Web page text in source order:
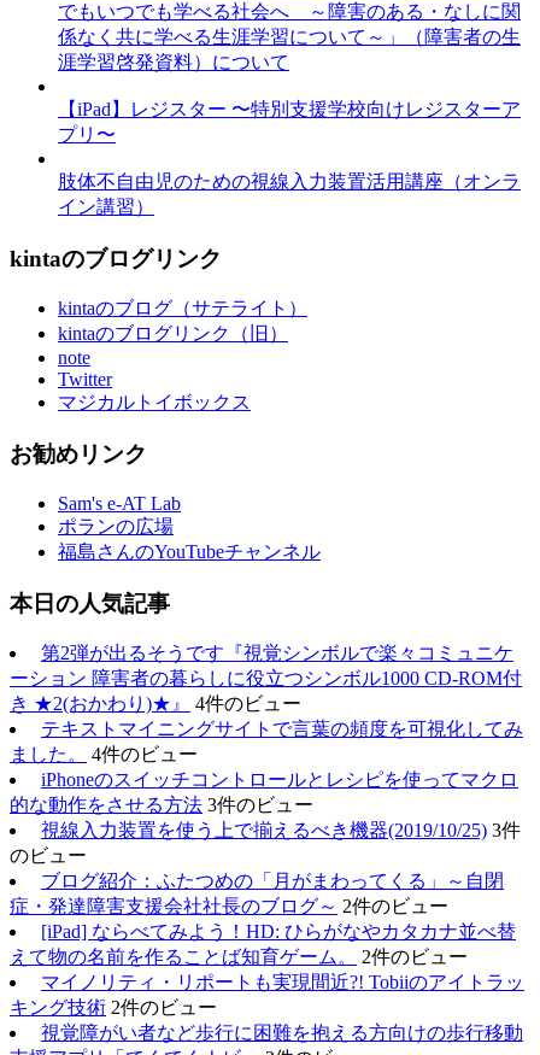
でもいつでも学べる社会へ ～障害のある・なしに関
係なく共に学べる生涯学習について～」（障害者の生
涯学習啓発資料）について
【iPad】レジスター 〜特別支援学校向けレジスターア
プリ〜
肢体不自由児のための視線入力装置活用講座（オンラ
イン講習）
kintaのブログリンク
kintaのブログ（サテライト）
kintaのブログリンク（旧）
note
Twitter
マジカルトイボックス
お勧めリンク
Sam's e-AT Lab
ポランの広場
福島さんのYouTubeチャンネル
本日の人気記事
第2弾が出るそうです『視覚シンボルで楽々コミュニケ
ーション 障害者の暮らしに役立つシンボル1000 CD-ROM付
き ★2(おかわり)★』
4件のビュー
テキストマイニングサイトで言葉の頻度を可視化してみ
ました。
4件のビュー
iPhoneのスイッチコントロールとレシピを使ってマクロ
的な動作をさせる方法 3件のビュー
視線入力装置を使う上で揃えるべき機器(2019/10/25) 3件
のビュー
ブログ紹介：ふたつめの「月がまわってくる」～自閉
症・発達障害支援会社社長のブログ～ 2件のビュー
[iPad] ならべてみよう！HD: ひらがなやカタカナ並べ替
えて物の名前を作ることば知育ゲーム。
2件のビュー
マイノリティ・リポートも実現間近?! Tobiiのアイトラッ
キング技術 2件のビュー
視覚障がい者など歩行に困難を抱える方向けの歩行移動